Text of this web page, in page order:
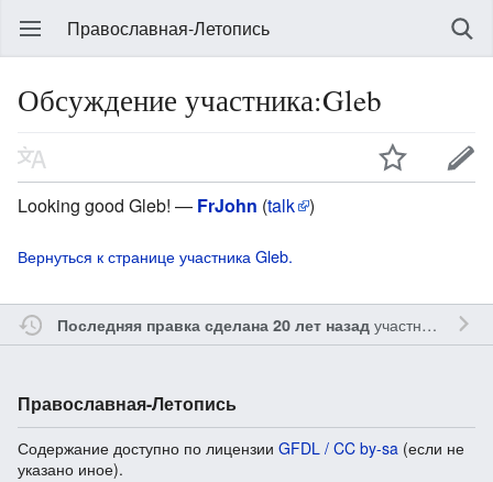
Православная-Летопись
Обсуждение участника:Gleb
Looking good Gleb! — FrJohn (talk )
Вернуться к странице участника Gleb.
Последняя правка сделана 20 лет назадучастником
Православная-Летопись
Содержание доступно по лицензии GFDL / CC by-sa (если не
указано иное).